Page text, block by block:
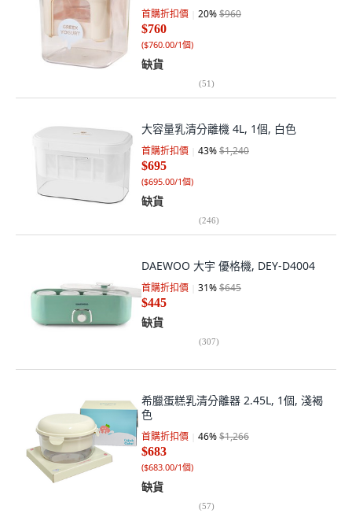
首購折扣價 20%$960
$760
($760.00/1個)
缺貨
(51)
大容量乳清分離機 4L, 1個, 白色
首購折扣價 43%$1,240
$695
($695.00/1個)
缺貨
(246)
DAEWOO 大宇 優格機, DEY-D4004
首購折扣價 31%$645
$445
缺貨
(307)
希臘蛋糕乳清分離器 2.45L, 1個, 淺褐
色
首購折扣價 46%$1,266
$683
($683.00/1個)
缺貨
(57)